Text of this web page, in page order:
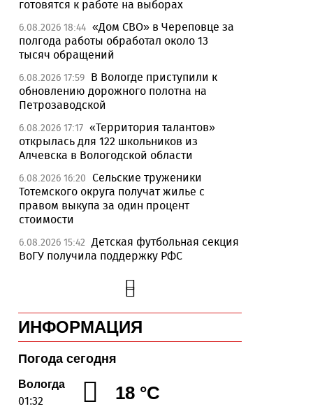
готовятся к работе на выборах
6.08.2026 18:44 «Дом СВО» в Череповце за
полгода работы обработал около 13
тысяч обращений
6.08.2026 17:59 В Вологде приступили к
обновлению дорожного полотна на
Петрозаводской
6.08.2026 17:17 «Территория талантов»
открылась для 122 школьников из
Алчевска в Вологодской области
6.08.2026 16:20 Сельские труженики
Тотемского округа получат жилье с
правом выкупа за один процент
стоимости
6.08.2026 15:42 Детская футбольная секция
ВоГУ получила поддержку РФС
Уникальный трейл и
силовые шоу приготовили округа
6.08.2026 14:31 Робот Макс на Госуслугах
поможет вологжанам оформить выплату
на первоклассника
6.08.2026 14:00 Вологодская область
подтвердила курс на полное
обеспечение лесовосстановления
ИНФОРМАЦИЯ
Погода сегодня
Вологда
01:32 18 °C